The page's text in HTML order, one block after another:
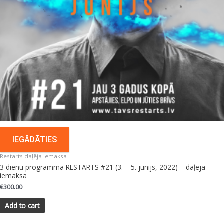
IEGĀDĀTIES
Restarts daļēja iemaksa
3 dienu programma RESTARTS #21 (3. – 5. jūnijs, 2022) – daļēja
iemaksa
€300.00
Add to cart